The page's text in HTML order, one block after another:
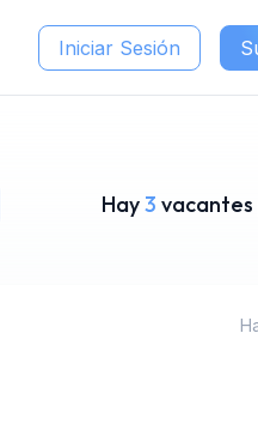
Iniciar Sesión
Hay3 vacantes